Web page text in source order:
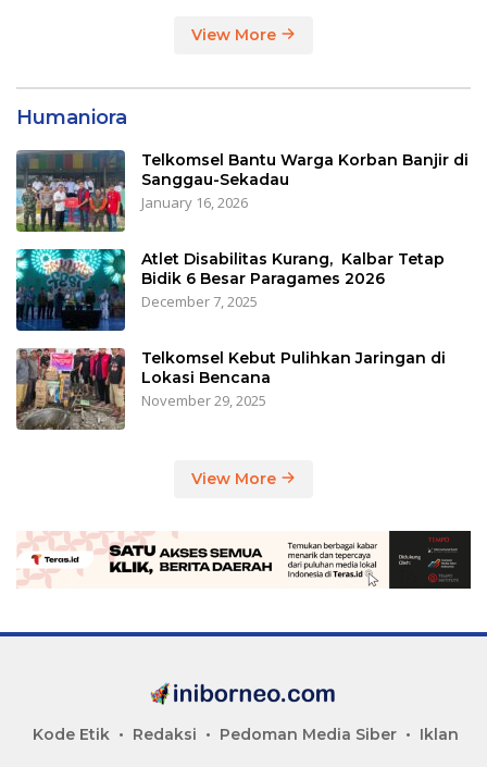
View More
Humaniora
Telkomsel Bantu Warga Korban Banjir di
Sanggau-Sekadau
January 16, 2026
Atlet Disabilitas Kurang, Kalbar Tetap
Bidik 6 Besar Paragames 2026
December 7, 2025
Telkomsel Kebut Pulihkan Jaringan di
Lokasi Bencana
November 29, 2025
View More
Kode Etik Redaksi Pedoman Media Siber Iklan